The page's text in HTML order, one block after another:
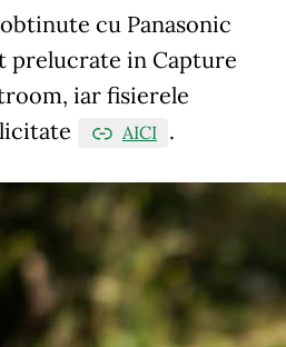
cu Panasonic
prelucrate in Capture
iar fisierele
AICI .